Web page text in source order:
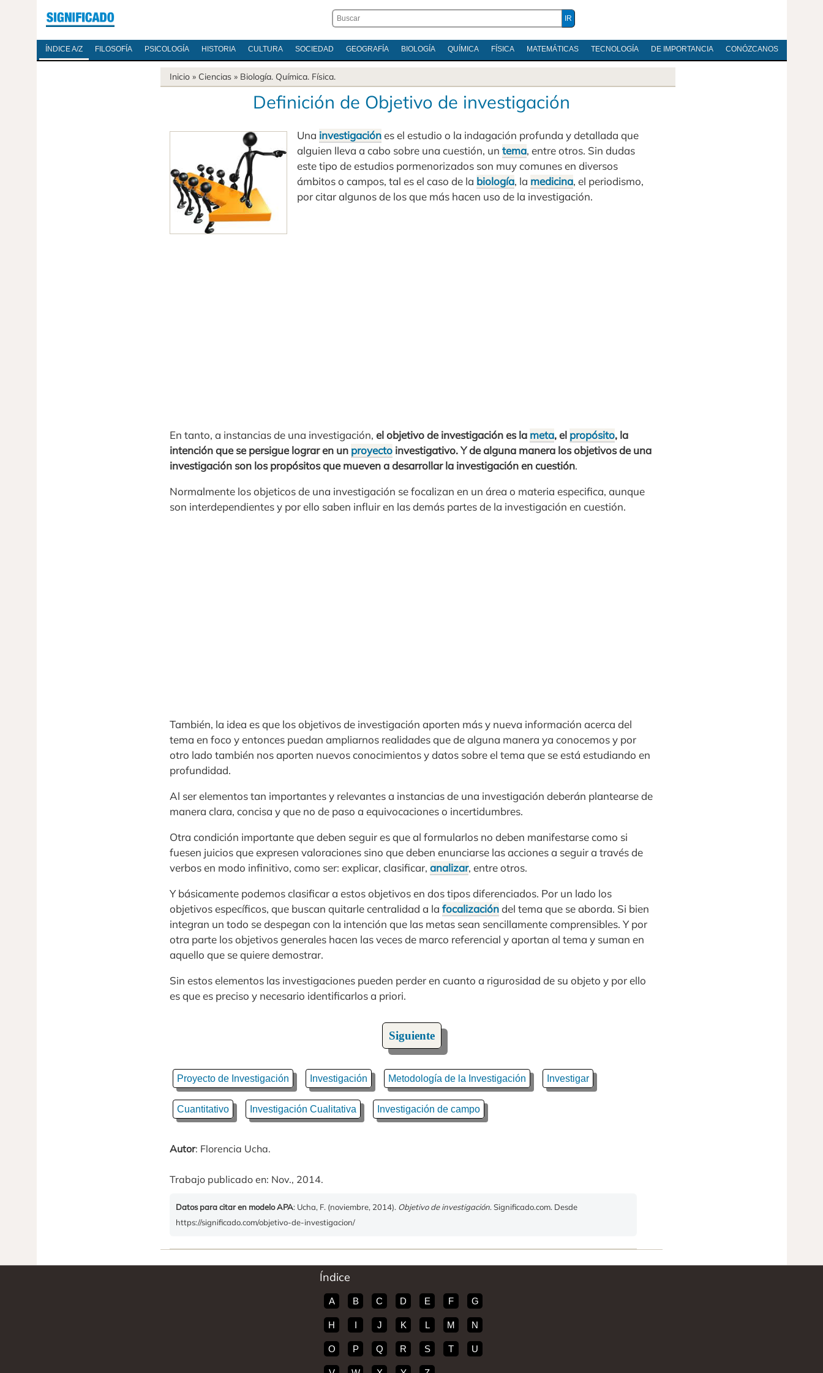
ÍNDICE A/Z FILOSOFÍA PSICOLOGÍA HISTORIA CULTURA SOCIEDAD GEOGRAFÍA BIOLOGÍA QUÍMICA FÍSICA MATEMÁTICAS TECNOLOGÍA DE IMPORTANCIA CONÓZCANOS
Inicio » Ciencias » Biología. Química. Física.
Definición de Objetivo de investigación
Una investigaciónes el estudio o la indagación profunda y detallada que
alguien lleva a cabo sobre una cuestión, un tema, entre otros. Sin dudas
este tipo de estudios pormenorizados son muy comunes en diversos
ámbitos o campos, tal es el caso de la biología, la medicina, el periodismo,
por citar algunos de los que más hacen uso de la investigación.
En tanto, a instancias de una investigación, el objetivo de investigación es la meta, el propósito, la
intención que se persigue lograr en un proyecto investigativo. Y de alguna manera los objetivos de una
investigación son los propósitos que mueven a desarrollar la investigación en cuestión.
Normalmente los objeticos de una investigación se focalizan en un área o materia especifica, aunque
son interdependientes y por ello saben influir en las demás partes de la investigación en cuestión.
También, la idea es que los objetivos de investigación aporten más y nueva información acerca del
tema en foco y entonces puedan ampliarnos realidades que de alguna manera ya conocemos y por
otro lado también nos aporten nuevos conocimientos y datos sobre el tema que se está estudiando en
profundidad.
Al ser elementos tan importantes y relevantes a instancias de una investigación deberán plantearse de
manera clara, concisa y que no de paso a equivocaciones o incertidumbres.
Otra condición importante que deben seguir es que al formularlos no deben manifestarse como si
fuesen juicios que expresen valoraciones sino que deben enunciarse las acciones a seguir a través de
verbos en modo infinitivo, como ser: explicar, clasificar, analizar, entre otros.
Y básicamente podemos clasificar a estos objetivos en dos tipos diferenciados. Por un lado los
objetivos específicos, que buscan quitarle centralidad a la focalizacióndel tema que se aborda. Si bien
integran un todo se despegan con la intención que las metas sean sencillamente comprensibles. Y por
otra parte los objetivos generales hacen las veces de marco referencial y aportan al tema y suman en
aquello que se quiere demostrar.
Sin estos elementos las investigaciones pueden perder en cuanto a rigurosidad de su objeto y por ello
es que es preciso y necesario identificarlos a priori.
Siguiente
Proyecto de Investigación Investigación Metodología de la Investigación Investigar
Cuantitativo Investigación Cualitativa Investigación de campo
Autor: Florencia Ucha.
Trabajo publicado en: Nov., 2014.
Datos para citar en modelo APA: Ucha, F. (noviembre, 2014). Objetivo de investigación. Significado.com. Desde
https://significado.com/objetivo-de-investigacion/
Índice
A B C D E F G
H I J K L M N
O P Q R S T U